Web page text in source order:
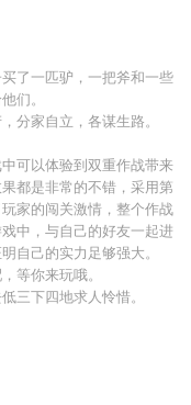
了一匹驴，一把斧和一些
们。
分家自立，各谋生路。
可以体验到双重作战带来
都是非常的不错，采用第
家的闯关激情，整个作战
中，与自己的好友一起进
自己的实力足够强大。
等你来玩哦。
三下四地求人怜惜。